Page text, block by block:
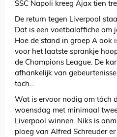
SSC Napoli kreeg Ajax tien
De return tegen Liverpool
Dat is een voetbalaffiche om
Hoe de stand in groep A ook
voor het laatste sprankje
de Champions League. De
afhankelijk van
toch…
Wat is ervoor nodig om tóch
woensdag met minimaal
Liverpool winnen. Niks is
ploeg van Alfred Schreuder